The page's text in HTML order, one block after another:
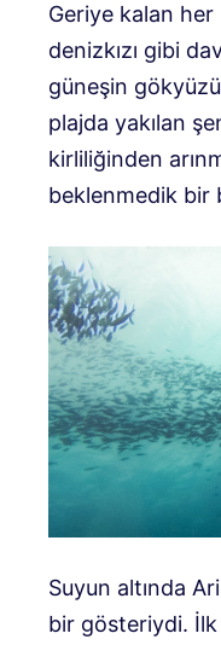
Geriye kalan
denizkızı gibi
güneşin
plajda yakılan
kirliliğinden
beklenmedik bir
Suyun altında
bir gösteriydi. İlk